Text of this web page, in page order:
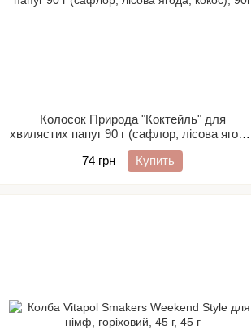
Колосок Природа "Коктейль" для
хвилястих папуг 90 г (сафлор, лісова ягода,
кокос)
74 грн
Купить